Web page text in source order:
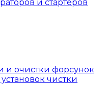
и стартеров
и очистки форсунок
чистки